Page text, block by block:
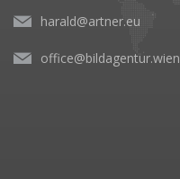
harald@artner.eu
office@bildagentur.wien